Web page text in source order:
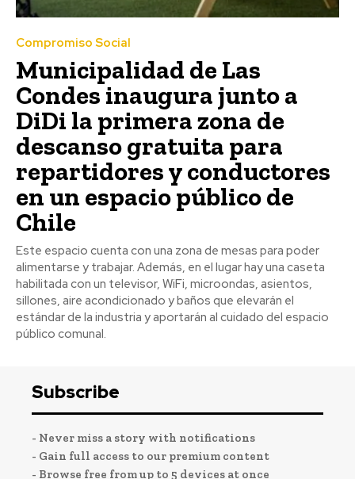
Compromiso Social
Municipalidad de Las
Condes inaugura junto a
DiDi la primera zona de
descanso gratuita para
repartidores y conductores
en un espacio público de
Chile
Este espacio cuenta con una zona de mesas para poder
alimentarse y trabajar. Además, en el lugar hay una caseta
habilitada con un televisor, WiFi, microondas, asientos,
sillones, aire acondicionado y baños que elevarán el
estándar de la industria y aportarán al cuidado del espacio
público comunal.
Subscribe
- Never miss a story with notifications
- Gain full access to our premium content
- Browse free from up to 5 devices at once